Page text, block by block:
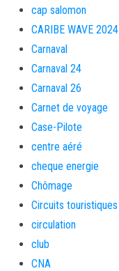
cap salomon
CARIBE WAVE 2024
Carnaval
Carnaval 24
Carnaval 26
Carnet de voyage
Case-Pilote
centre aéré
cheque energie
Chômage
Circuits touristiques
circulation
club
CNA